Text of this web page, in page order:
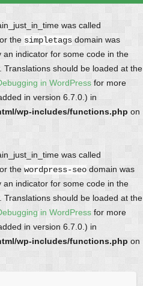
was called
the simpletags domain was
indicator for some code in the
should be loaded at the
in WordPress for more
in version 6.7.0.) in
wp-includes/functions.php on
was called
the wordpress-seo domain was
indicator for some code in the
should be loaded at the
in WordPress for more
in version 6.7.0.) in
wp-includes/functions.php on